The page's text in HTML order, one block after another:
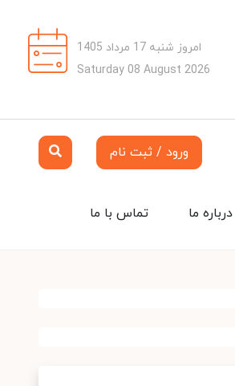
امروز شنبه 17 مرداد 1405
Saturday 08 August 2026
ورود / ثبت نام
تماس با ما درباره ما